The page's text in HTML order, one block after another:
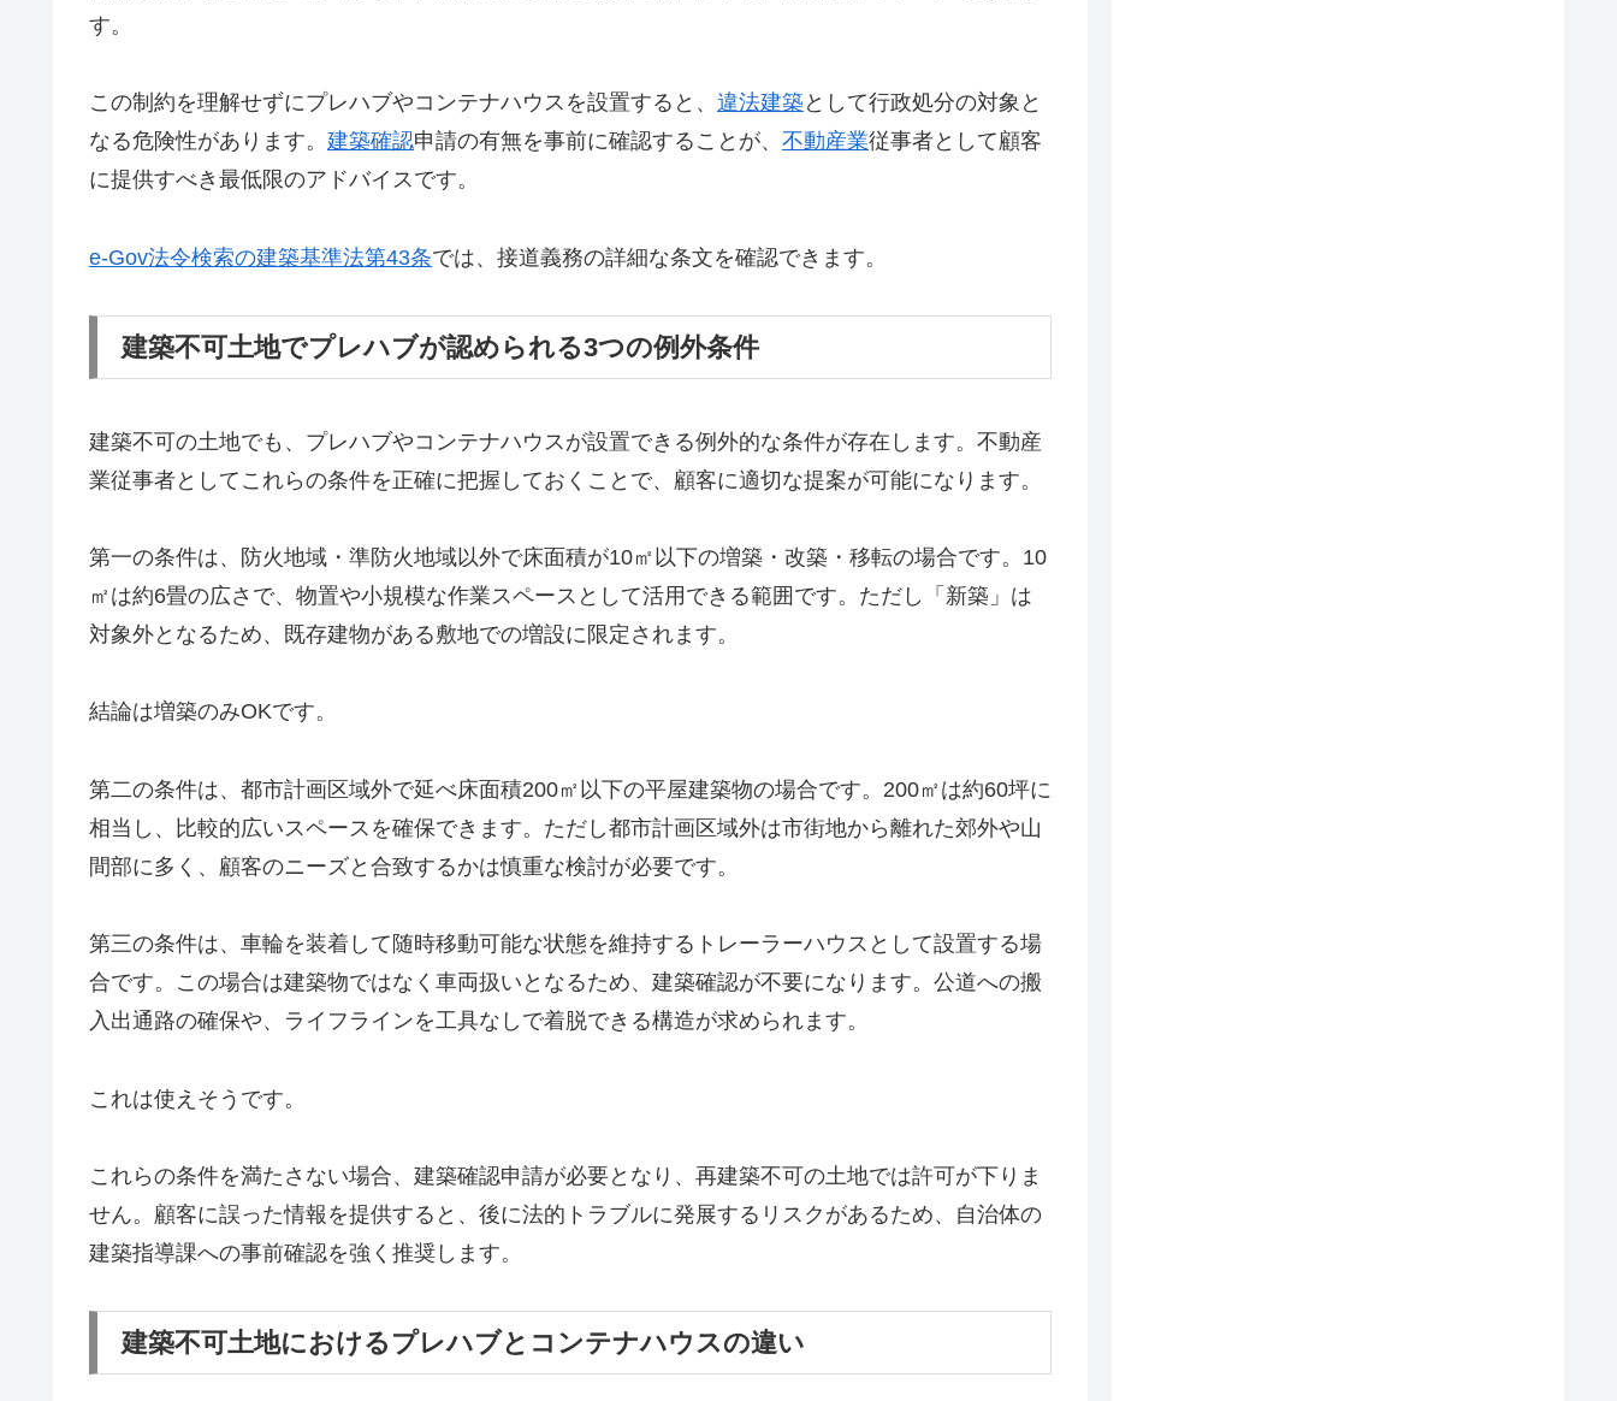
す。
この制約を理解せずにプレハブやコンテナハウスを設置すると、 違法建築 として行政処分の対象と
なる危険性があります。 建築確認申請の有無を事前に確認することが、 不動産業従事者として顧客
に提供すべき最低限のアドバイスです。
e-Gov法令検索の建築基準法第43条では、接道義務の詳細な条文を確認できます。
建築不可土地でプレハブが認められる3つの例外条件
建築不可の土地でも、プレハブやコンテナハウスが設置できる例外的な条件が存在します。不動産
業従事者としてこれらの条件を正確に把握しておくことで、顧客に適切な提案が可能になります。
第一の条件は、防火地域・準防火地域以外で床面積が10㎡以下の増築・改築・移転の場合です。10
㎡は約6畳の広さで、物置や小規模な作業スペースとして活用できる範囲です。ただし「新築」は
対象外となるため、既存建物がある敷地での増設に限定されます。
結論は増築のみOKです。
第二の条件は、都市計画区域外で延べ床面積200㎡以下の平屋建築物の場合です。200㎡は約60坪に
相当し、比較的広いスペースを確保できます。ただし都市計画区域外は市街地から離れた郊外や山
間部に多く、顧客のニーズと合致するかは慎重な検討が必要です。
第三の条件は、車輪を装着して随時移動可能な状態を維持するトレーラーハウスとして設置する場
合です。この場合は建築物ではなく車両扱いとなるため、建築確認が不要になります。公道への搬
入出通路の確保や、ライフラインを工具なしで着脱できる構造が求められます。
これは使えそうです。
これらの条件を満たさない場合、建築確認申請が必要となり、再建築不可の土地では許可が下りま
せん。顧客に誤った情報を提供すると、後に法的トラブルに発展するリスクがあるため、自治体の
建築指導課への事前確認を強く推奨します。
建築不可土地におけるプレハブとコンテナハウスの違い